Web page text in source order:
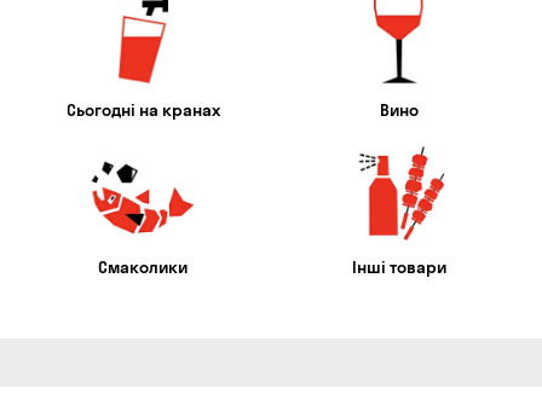
Сьогодні на кранах Вино
Смаколики Інші товари